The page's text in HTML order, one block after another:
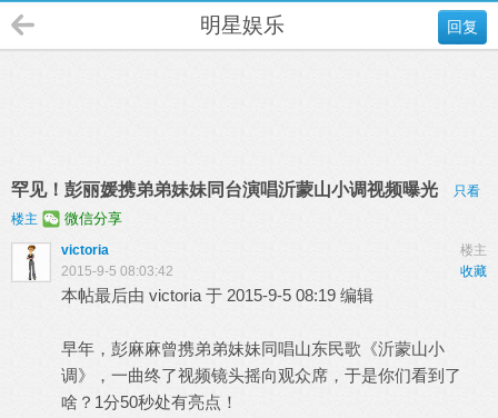
回复
明星娱乐
罕见！彭丽媛携弟弟妹妹同台演唱沂蒙山小调视频曝光
只看
楼主
微信分享
楼主
victoria
收藏
2015-9-5 08:03:42
本帖最后由 victoria 于 2015-9-5 08:19 编辑
早年，彭麻麻曾携弟弟妹妹同唱山东民歌《沂蒙山小
调》，一曲终了视频镜头摇向观众席，于是你们看到了
啥？1分50秒处有亮点！